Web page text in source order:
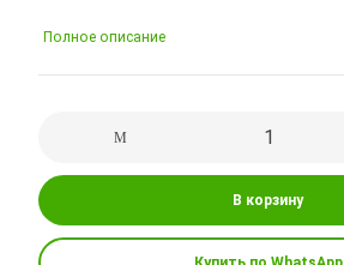
Полное описание
В корзину